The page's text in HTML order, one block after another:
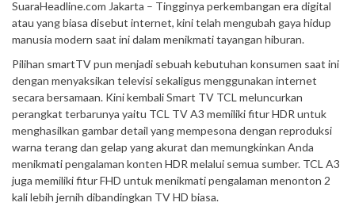
SuaraHeadline.com Jakarta – Tingginya perkembangan era digital
atau yang biasa disebut internet, kini telah mengubah gaya hidup
manusia modern saat ini dalam menikmati tayangan hiburan.
Pilihan smartTV pun menjadi sebuah kebutuhan konsumen saat ini
dengan menyaksikan televisi sekaligus menggunakan internet
secara bersamaan. Kini kembali Smart TV TCL meluncurkan
perangkat terbarunya yaitu TCL TV A3 memiliki fitur HDR untuk
menghasilkan gambar detail yang mempesona dengan reproduksi
warna terang dan gelap yang akurat dan memungkinkan Anda
menikmati pengalaman konten HDR melalui semua sumber. TCL A3
juga memiliki fitur FHD untuk menikmati pengalaman menonton 2
kali lebih jernih dibandingkan TV HD biasa.